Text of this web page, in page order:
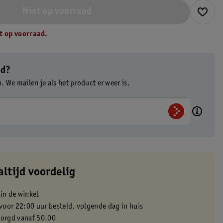
op voorraad.
We mailen je als het product er weer is.
voordelig
de winkel
22:00 uur besteld, volgende dag in huis
vanaf 50.00